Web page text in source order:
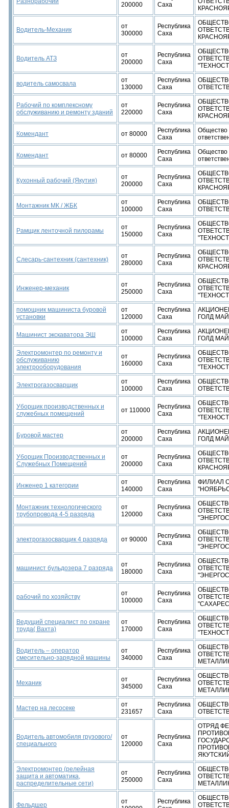
200000
Саха
Водитель-Механик
от
300000
Республика
Саха
Водитель АТЗ
от
200000
Республика
Саха
водитель самосвала
от
130000
Республика
Саха
Рабочий по комплексному
обслуживанию и ремонту зданий
от
220000
Республика
Саха
Комендант от 80000
Республика
Саха
Общество
Комендант от 80000
Республика
Саха
Общество
Кухонный рабочий (Якутия)
от
200000
Республика
Саха
Монтажник МК / ЖБК
от
100000
Республика
Саха
Рамщик ленточной пилорамы
от
150000
Республика
Саха
Слесарь-сантехник (сантехник)
от
280000
Республика
Саха
Инженер-механик
от
250000
Республика
Саха
помощник машиниста буровой
установки
от
120000
Республика
Саха
ГОЛД
Машинист экскаватора ЭШ
от
100000
Республика
Саха
ГОЛД
Электромонтер по ремонту и
обслуживанию
электрооборудования
от
160000
Республика
Саха
Электрогазосварщик
от
100000
Республика
Саха
Уборщик производственных и
служебных помещений
от 110000
Республика
Саха
Буровой мастер
от
200000
Республика
Саха
ГОЛД
Уборщик Производственных и
Служебных Помещений
от
200000
Республика
Саха
Инженер 1 категории
от
140000
Республика
Саха
ФИЛИАЛ
Монтажник технологического
трубопровода 4-5 разряда
от
120000
Республика
Саха
электрогазосварщик 4 разряда от 90000
Республика
Саха
машинист бульдозера 7 разряда
от
180000
Республика
Саха
рабочий по хозяйству
от
100000
Республика
Саха
Ведущий специалист по охране
труда( Вахта)
от
170000
Республика
Саха
Водитель – оператор
смесительно-зарядной машины
от
340000
Республика
Саха
Механик
от
345000
Республика
Саха
Мастер на лесосеке
от
231657
Республика
Саха
Водитель автомобиля грузового/
специального
от
120000
Республика
Саха
ОТРЯД
Электромонтер (релейная
защита и автоматика,
распределительные сети)
от
250000
Республика
Саха
Фельдшер
от
Республика